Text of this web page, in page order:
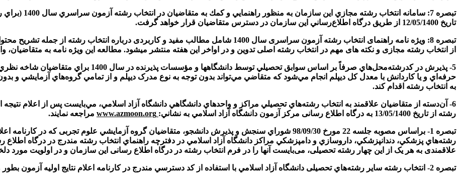
تبصره 7: سامانه
تاریخ 12/05/1400 از طريق درگاه اطلاع‌رساني اين سازمان در دسترس متقاضيان قرار خواهد گرفت.
تبصره 8: ویژه­ نامه راهنمای انتخاب رشته آزمون سراسری سال 1400 شامل مطالب مفید و کاربردی درباره
از انتخاب رشته مجازی و نکته­ های مهم در انتخاب رشته اصلی تدوین و در اواخر اين هفته منتشر می­شود. مطالعه این ویژه ­نامه به
5- پذیرش در کدرشته‌محل‌هاي صرفاً بر اساس سوابق تحصيلي
حرفه‌اي و يا کاردانش با معدل کل ديپلم انجام مي‌شود که متقاضي مي‌تواند بدون توجه به نوع مدرک ديپلم و از تمامي گروه‌هاي آزمايشي و
به انتخاب رشته اقدام کند.
6- آن‌دسته از متقاضيان علاقمند به انتخاب رشته‌هاي تحصيلي مراكز و واحدهاي دانشگاهي دانشگاه آزاد اسلامي، مي‌بايست پس از اعلام نتيجه
رشته از تاريخ 13/05/1400 به درگاه اطلاع رسانی مركز آزمون دانشگاه آزاد اسلامي به نشاني:
www.azmoon.org مراجعه نمايند.
تبصره 1- براساس مصوبه جلسه 22 مورخ 98/09/30 شوراي سنجش و پذيرش دانشجو، متقاضيان گروه آزمايشي علوم تجربی
رشته‌هاي پزشکي، دندانپزشکي، داروسازي و دامپزشکي مراکز دانشگاه آزاد اسلامي در دفترچه راهنماي انتخاب رشته مندرج در
علاقمندی به هر یک از این چهار رشته تحصیلی، می‌بایست آنها را در فرم انتخاب رشته در درگاه اطلاع رسانی این سازمان و در اولویت مورد
تبصره 2- انتخاب رشته ساير رشته‌هاي تحصیلی دانشگاه آزاد اسلامي با استفاده از كد دسترسي مندرج در كارنامه اعلام نتايج اوليه آزمون بطور مجزا و از طريق دانشگاه مذكور انجام مي‌پذيرد.